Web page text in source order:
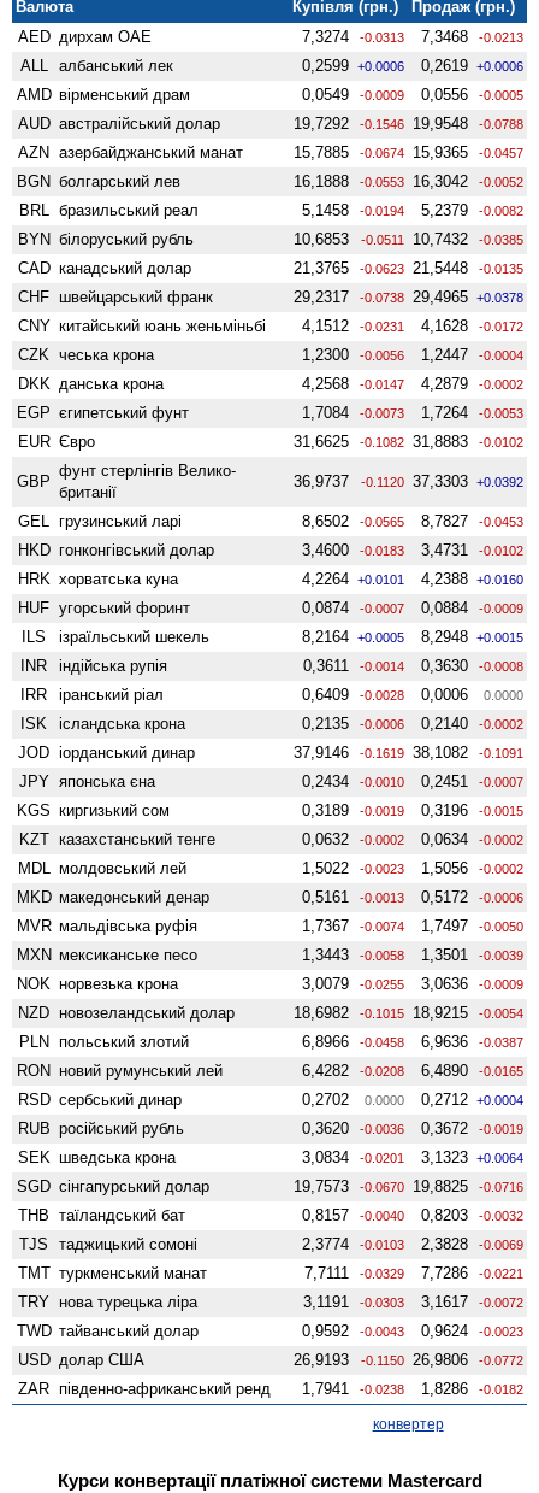
Валюта Купівля (грн.)
Продаж (грн.)
AED дирхам ОАЕ 7,3274 -0.0313 7,3468 -0.0213
ALL албанський лек 0,2599 +0.0006 0,2619 +0.0006
AMD вiрменський драм 0,0549 -0.0009 0,0556 -0.0005
AUD австралійський долар 19,7292 -0.1546 19,9548 -0.0788
AZN азербайджанський манат 15,7885 -0.0674 15,9365 -0.0457
BGN болгарський лев 16,1888 -0.0553 16,3042 -0.0052
BRL бразильський реал 5,1458 -0.0194 5,2379 -0.0082
BYN білоруський рубль 10,6853 -0.0511 10,7432 -0.0385
CAD канадський долар 21,3765 -0.0623 21,5448 -0.0135
CHF швейцарський франк 29,2317 -0.0738 29,4965 +0.0378
CNY китайський юань женьмiньбi 4,1512 -0.0231 4,1628 -0.0172
CZK чеська крона 1,2300 -0.0056 1,2447 -0.0004
DKK данська крона 4,2568 -0.0147 4,2879 -0.0002
EGP єгипетський фунт 1,7084 -0.0073 1,7264 -0.0053
EUR Євро 31,6625 -0.1082 31,8883 -0.0102
GBP
фунт стерлінгів Велико­
британії
36,9737 -0.1120 37,3303 +0.0392
GEL грузинський ларі 8,6502 -0.0565 8,7827 -0.0453
HKD гонконгівський долар 3,4600 -0.0183 3,4731 -0.0102
HRK хорватська куна 4,2264 +0.0101 4,2388 +0.0160
HUF угорський форинт 0,0874 -0.0007 0,0884 -0.0009
ILS ізраїльський шекель 8,2164 +0.0005 8,2948 +0.0015
INR індійська рупія 0,3611 -0.0014 0,3630 -0.0008
IRR іранський ріал 0,6409 -0.0028 0,0006 0.0000
ISK ісландська крона 0,2135 -0.0006 0,2140 -0.0002
JOD іорданський динар 37,9146 -0.1619 38,1082 -0.1091
JPY японська єна 0,2434 -0.0010 0,2451 -0.0007
KGS киргизький сом 0,3189 -0.0019 0,3196 -0.0015
KZT казахстанський тенге 0,0632 -0.0002 0,0634 -0.0002
MDL молдовський лей 1,5022 -0.0023 1,5056 -0.0002
MKD македонський денар 0,5161 -0.0013 0,5172 -0.0006
MVR мальдівська руфія 1,7367 -0.0074 1,7497 -0.0050
MXN мексиканське песо 1,3443 -0.0058 1,3501 -0.0039
NOK норвезька крона 3,0079 -0.0255 3,0636 -0.0009
NZD ново­зеландський долар 18,6982 -0.1015 18,9215 -0.0054
PLN польський злотий 6,8966 -0.0458 6,9636 -0.0387
RON новий румунський лей 6,4282 -0.0208 6,4890 -0.0165
RSD сербський динар 0,2702 0.0000 0,2712 +0.0004
RUB російський рубль 0,3620 -0.0036 0,3672 -0.0019
SEK шведська крона 3,0834 -0.0201 3,1323 +0.0064
SGD сінгапурський долар 19,7573 -0.0670 19,8825 -0.0716
THB таїландський бат 0,8157 -0.0040 0,8203 -0.0032
TJS таджицький сомоні 2,3774 -0.0103 2,3828 -0.0069
TMT туркменський манат 7,7111 -0.0329 7,7286 -0.0221
TRY нова турецька ліра 3,1191 -0.0303 3,1617 -0.0072
TWD тайванський долар 0,9592 -0.0043 0,9624 -0.0023
USD долар США 26,9193 -0.1150 26,9806 -0.0772
ZAR південно-африканський ренд 1,7941 -0.0238 1,8286 -0.0182
конвертер
Курси конвертації платіжної системи Mastercard